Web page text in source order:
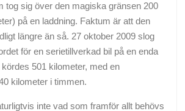
tog sig över den magiska gränsen 200
på en laddning. Faktum är att den
längre än så. 27 oktober 2009 slog
för en serietillverkad bil på en enda
501 kilometer, med en
kilometer i timmen.
inte vad som framför allt behövs